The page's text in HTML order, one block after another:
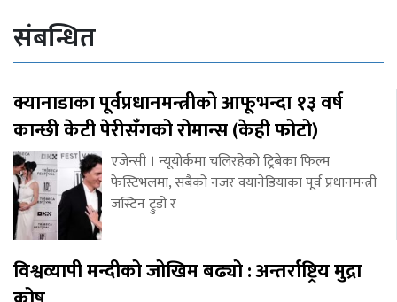
संबन्धित
क्यानाडाका पूर्वप्रधानमन्त्रीको आफूभन्दा १३ वर्ष
कान्छी केटी पेरीसँगको रोमान्स (केही फोटो)
एजेन्सी । न्यूयोर्कमा चलिरहेको ट्रिबेका फिल्म
फेस्टिभलमा, सबैको नजर क्यानेडियाका पूर्व प्रधानमन्त्री
जस्टिन ट्रुडो र
विश्वव्यापी मन्दीको जोखिम बढ्यो : अन्तर्राष्ट्रिय मुद्रा